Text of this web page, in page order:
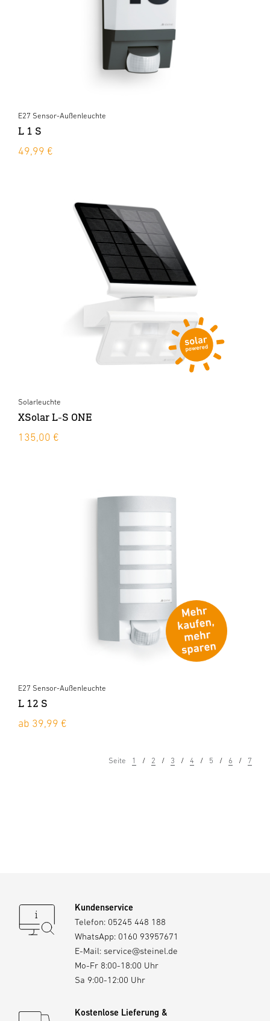
E27 Sensor-Außenleuchte
L 1 S
49,99 €
Solarleuchte
XSolar L-S ONE
135,00 €
E27 Sensor-Außenleuchte
L 12 S
ab 39,99 €
Seite 1 2 3 4 5 6 7
Kundenservice
Telefon: 05245 448 188
WhatsApp: 0160 93957671
E-Mail: service@steinel.de
Mo-Fr 8:00-18:00 Uhr
Sa 9:00-12:00 Uhr
Kostenlose Lieferung &